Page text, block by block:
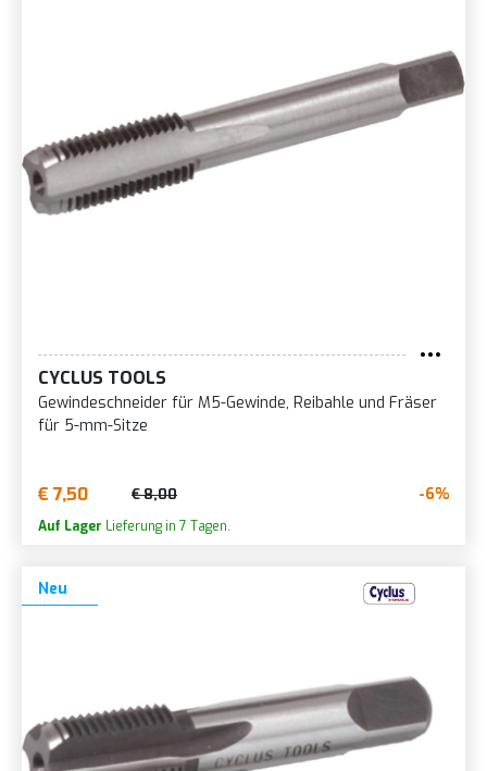
CYCLUS TOOLS
Gewindeschneider für M5-Gewinde, Reibahle und Fräser
für 5-mm-Sitze
€ 7,50 € 8,00 -6%
Auf Lager Lieferung in 7 Tagen.
Neu